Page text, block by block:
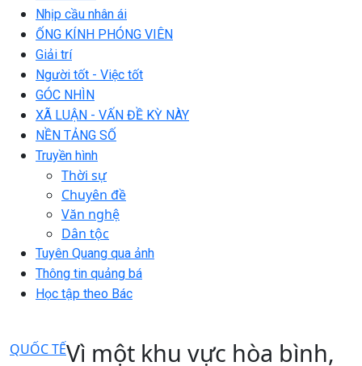
Nhịp cầu nhân ái
ỐNG KÍNH PHÓNG VIÊN
Giải trí
Người tốt - Việc tốt
GÓC NHÌN
XÃ LUẬN - VẤN ĐỀ KỲ NÀY
NỀN TẢNG SỐ
Truyền hình
Thời sự
Chuyên đề
Văn nghệ
Dân tộc
Tuyên Quang qua ảnh
Thông tin quảng bá
Học tập theo Bác
QUỐC TẾVì một khu vực hòa bình,